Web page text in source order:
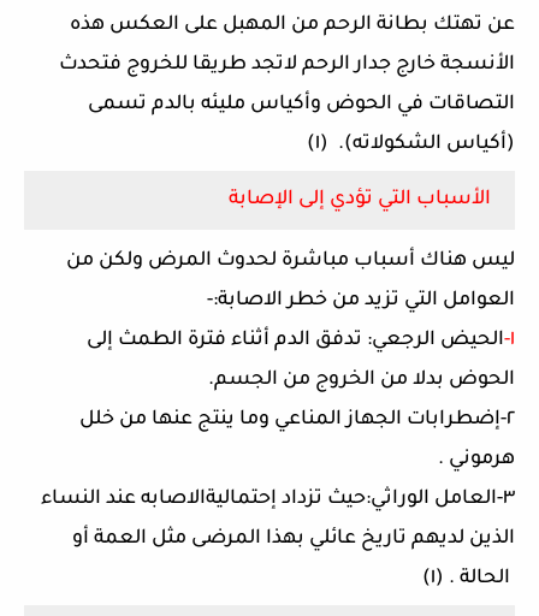
عن تهتك بطانة الرحم من المهبل على العكس هذه
الأنسجة خارج جدار الرحم لاتجد طريقا للخروج فتحدث
التصاقات في الحوض وأكياس مليئه بالدم تسمى
(أكياس الشكولاته). (١)
الأسباب التي تؤدي إلى الإصابة
ليس هناك أسباب مباشرة لحدوث المرض ولكن من
العوامل التي تزيد من خطر الاصابة:-
١- الحيض الرجعي: تدفق الدم أثناء فترة الطمث إلى
الحوض بدلا من الخروج من الجسم.
٢-إضطرابات الجهاز المناعي وما ينتج عنها من خلل
هرموني .
٣-العامل الوراثي:حيث تزداد إحتماليةالاصابه عند النساء
الذين لديهم تاريخ عائلي بهذا المرضى مثل العمة أو
الحالة . (١)